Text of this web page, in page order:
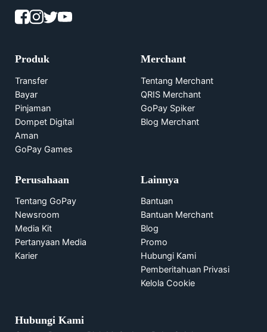
Produk
Transfer
Bayar
Pinjaman
Dompet Digital
Aman
GoPay Games
Merchant
Tentang Merchant
QRIS Merchant
GoPay Spiker
Blog Merchant
Perusahaan
Tentang GoPay
Newsroom
Media Kit
Pertanyaan Media
Karier
Lainnya
Bantuan
Bantuan Merchant
Blog
Promo
Hubungi Kami
Pemberitahuan Privasi
Kelola Cookie
Hubungi Kami